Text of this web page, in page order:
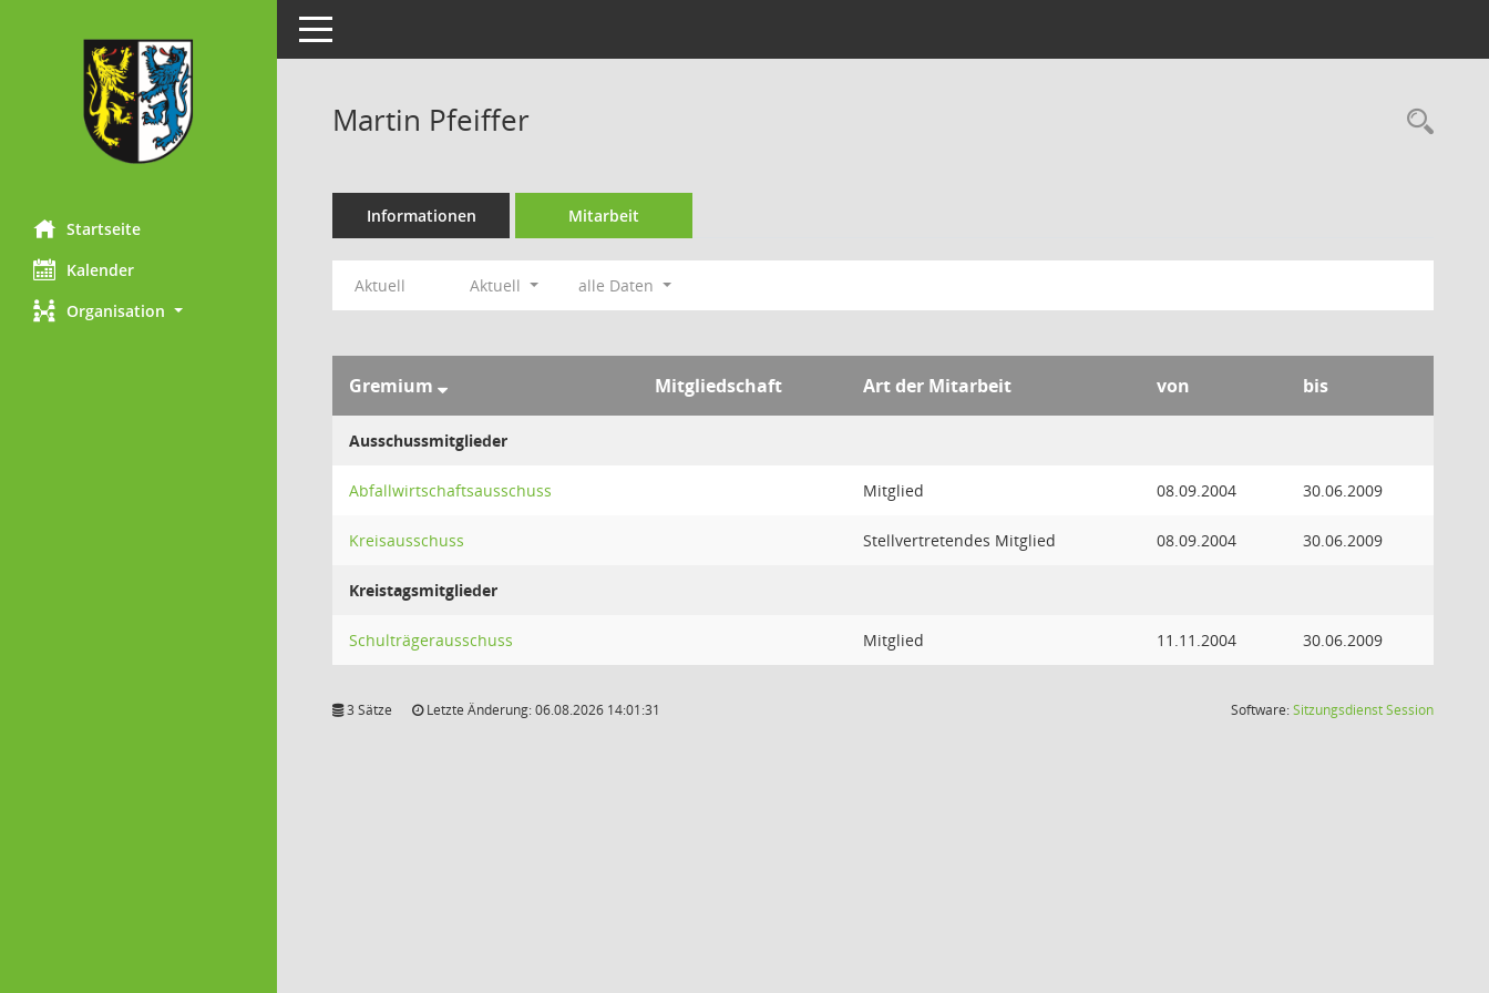
Startseite
Kalender
Organisation
Toggle navigation
Martin Pfeiffer
Informationen Mitarbeit
Aktuell Aktuell alle Daten
Gremium Mitgliedschaft Art der Mitarbeit von bis
Ausschussmitglieder
Abfallwirtschaftsausschuss Mitglied 08.09.2004 30.06.2009
Kreisausschuss Stellvertretendes Mitglied 08.09.2004 30.06.2009
Kreistagsmitglieder
Schulträgerausschuss Mitglied 11.11.2004 30.06.2009
3 Sätze Letzte Änderung: 06.08.2026 14:01:31 Software:SitzungsdienstSession(Wird in